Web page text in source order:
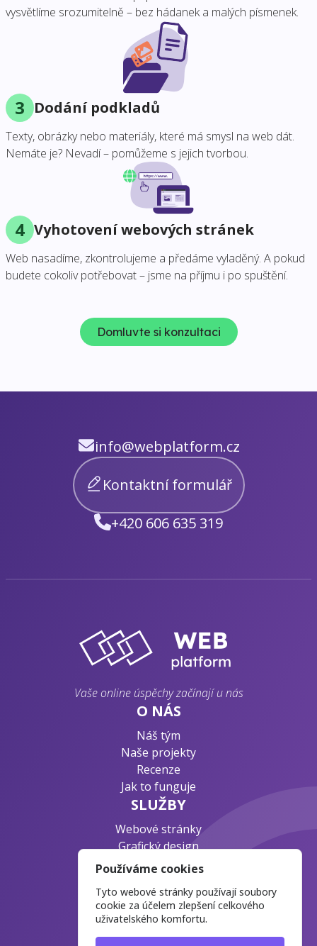
vysvětlíme srozumitelně – bez hádanek a malých písmenek.
3 Dodání podkladů
Texty, obrázky nebo materiály, které má smysl na web dát.
Nemáte je? Nevadí – pomůžeme s jejich tvorbou.
4 Vyhotovení webových stránek
Web nasadíme, zkontrolujeme a předáme vyladěný. A pokud
budete cokoliv potřebovat – jsme na příjmu i po spuštění.
Domluvte si konzultaci
info@webplatform.cz
Kontaktní formulář
+420 606 635 319
Vaše online úspěchy začínají u nás
O NÁS
Náš tým
Naše projekty
Recenze
Jak to funguje
SLUŽBY
Webové stránky
Grafický design
Byznys konzultace
Ochrana osobních údajů
Časté otázky
Blog o webdesignu
Používáme cookies
Tyto webové stránky používají soubory
cookie za účelem zlepšení celkového
uživatelského komfortu.